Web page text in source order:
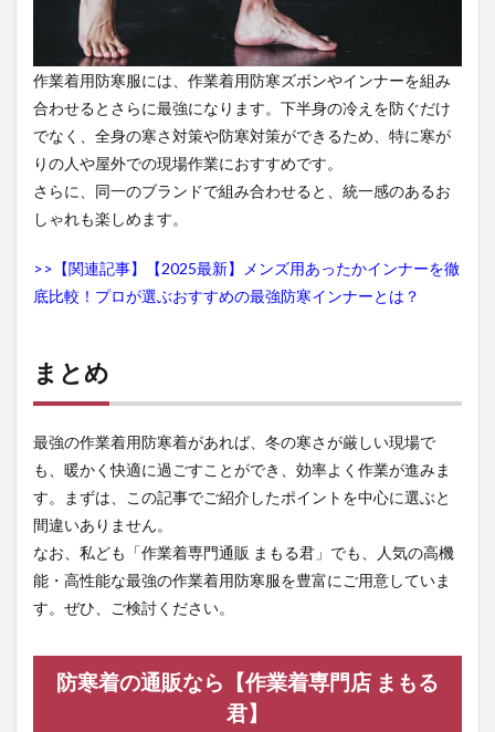
作業着用防寒服には、作業着用防寒ズボンやインナーを組み
合わせるとさらに最強になります。下半身の冷えを防ぐだけ
でなく、全身の寒さ対策や防寒対策ができるため、特に寒が
りの人や屋外での現場作業におすすめです。
さらに、同一のブランドで組み合わせると、統一感のあるお
しゃれも楽しめます。
>>【関連記事】【2025最新】メンズ用あったかインナーを徹
底比較！プロが選ぶおすすめの最強防寒インナーとは？
まとめ
最強の作業着用防寒着があれば、冬の寒さが厳しい現場で
も、暖かく快適に過ごすことができ、効率よく作業が進みま
す。まずは、この記事でご紹介したポイントを中心に選ぶと
間違いありません。
なお、私ども「作業着専門通販 まもる君」でも、人気の高機
能・高性能な最強の作業着用防寒服を豊富にご用意していま
す。ぜひ、ご検討ください。
防寒着の通販なら【作業着専門店 まもる
君】